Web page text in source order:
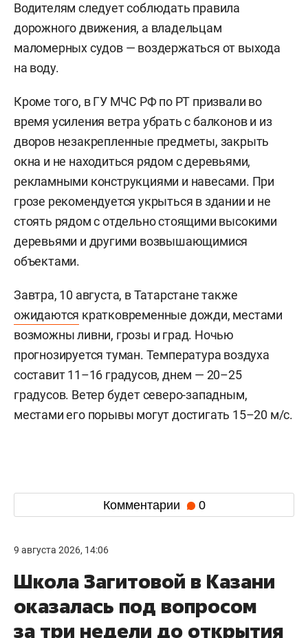
Водителям следует соблюдать правила
дорожного движения, а владельцам
маломерных судов — воздержаться от выхода
на воду.
Кроме того, в ГУ МЧС РФ по РТ призвали во
время усиления ветра убрать с балконов и из
дворов незакрепленные предметы, закрыть
окна и не находиться рядом с деревьями,
рекламными конструкциями и навесами. При
грозе рекомендуется укрыться в здании и не
стоять рядом с отдельно стоящими высокими
деревьями и другими возвышающимися
объектами.
Завтра, 10 августа, в Татарстане также
ожидаются кратковременные дожди, местами
возможны ливни, грозы и град. Ночью
прогнозируется туман. Температура воздуха
составит 11–16 градусов, днем — 20–25
градусов. Ветер будет северо-западным,
местами его порывы могут достигать 15–20 м/с.
Комментарии 0
9 августа 2026, 14:06
Школа Загитовой в Казани
оказалась под вопросом
за три недели до открытия